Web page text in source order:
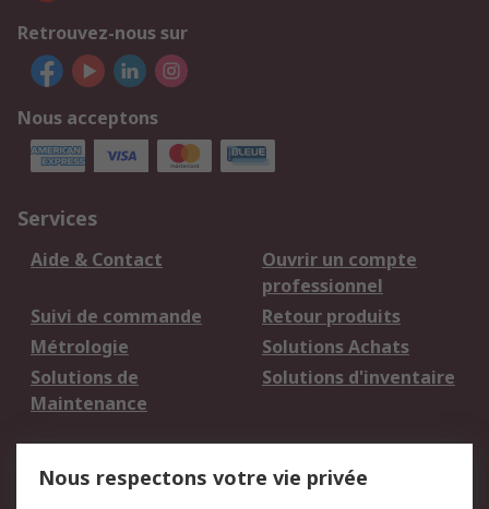
Retrouvez-nous sur
Nous acceptons
Services
Aide & Contact
Ouvrir un compte
professionnel
Suivi de commande
Retour produits
Métrologie
Solutions Achats
Solutions de
Maintenance
Solutions d'inventaire
Nous respectons votre vie privée